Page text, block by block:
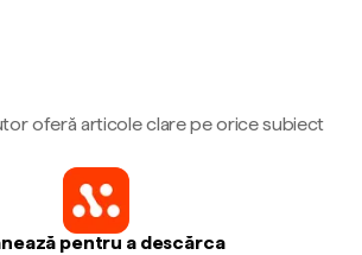
oferă articole clare pe orice subiect
pentru a descărca